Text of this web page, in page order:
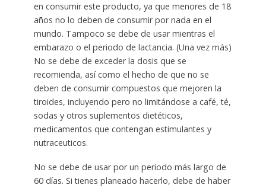
en consumir este producto, ya que menores de 18
años no lo deben de consumir por nada en el
mundo. Tampoco se debe de usar mientras el
embarazo o el periodo de lactancia. (Una vez más)
No se debe de exceder la dosis que se
recomienda, así como el hecho de que no se
deben de consumir compuestos que mejoren la
tiroides, incluyendo pero no limitándose a café, té,
sodas y otros suplementos dietéticos,
medicamentos que contengan estimulantes y
nutraceuticos.
No se debe de usar por un periodo más largo de
60 días. Si tienes planeado hacerlo, debe de haber